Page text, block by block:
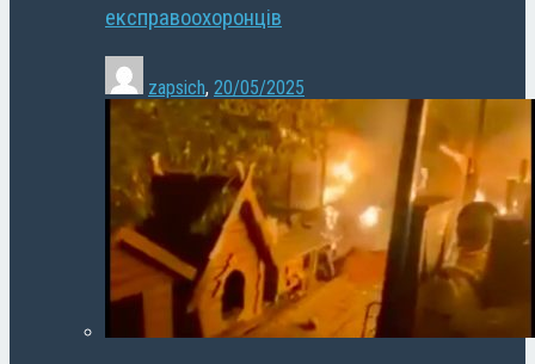
експравоохоронців
zapsich, 20/05/2025